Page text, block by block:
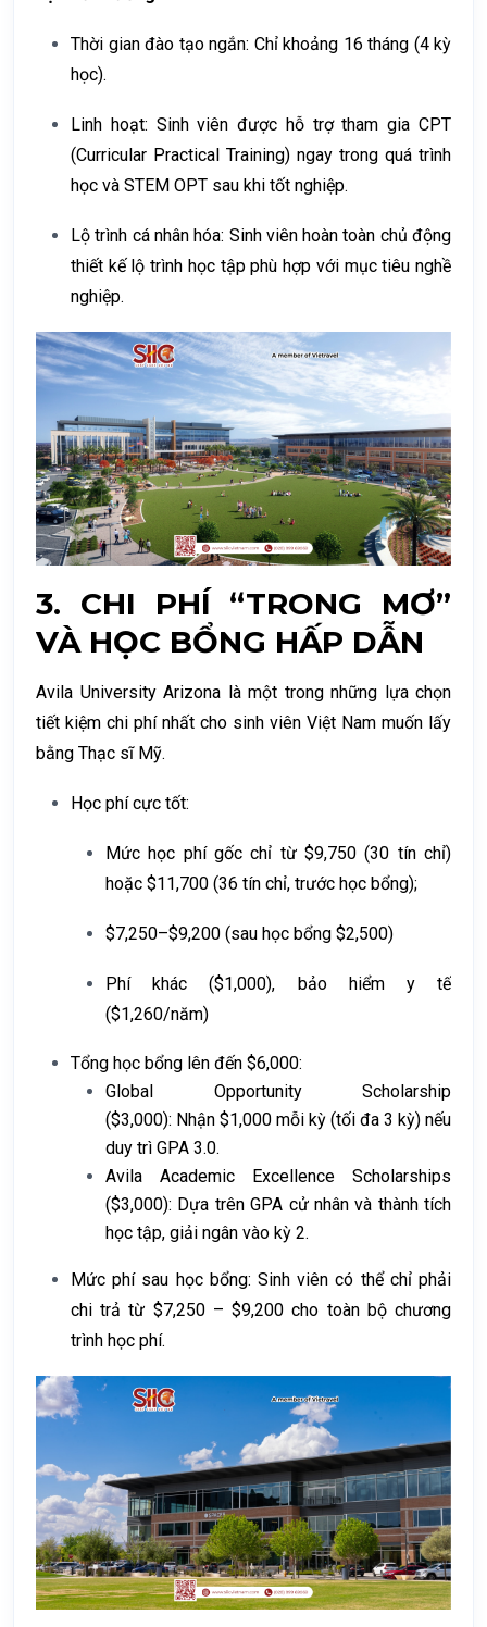
Thời gian đào tạo ngắn: Chỉ khoảng 16 tháng (4 kỳ
học).
Linh hoạt: Sinh viên được hỗ trợ tham gia CPT
(Curricular Practical Training) ngay trong quá trình
học và STEM OPT sau khi tốt nghiệp.
Lộ trình cá nhân hóa: Sinh viên hoàn toàn chủ động
thiết kế lộ trình học tập phù hợp với mục tiêu nghề
nghiệp.
3. CHI PHÍ “TRONG MƠ”
VÀ HỌC BỔNG HẤP DẪN
Avila University Arizona là một trong những lựa chọn
tiết kiệm chi phí nhất cho sinh viên Việt Nam muốn lấy
bằng Thạc sĩ Mỹ.
Học phí cực tốt:
Mức học phí gốc chỉ từ $9,750 (30 tín chỉ)
hoặc $11,700 (36 tín chỉ, trước học bổng);
$7,250–$9,200 (sau học bổng $2,500)
Phí khác ($1,000), bảo hiểm y tế
($1,260/năm)
Tổng học bổng lên đến $6,000:
Global Opportunity Scholarship
($3,000): Nhận $1,000 mỗi kỳ (tối đa 3 kỳ) nếu
duy trì GPA 3.0.
Avila Academic Excellence Scholarships
($3,000): Dựa trên GPA cử nhân và thành tích
học tập, giải ngân vào kỳ 2.
Mức phí sau học bổng: Sinh viên có thể chỉ phải
chi trả từ $7,250 – $9,200 cho toàn bộ chương
trình học phí.